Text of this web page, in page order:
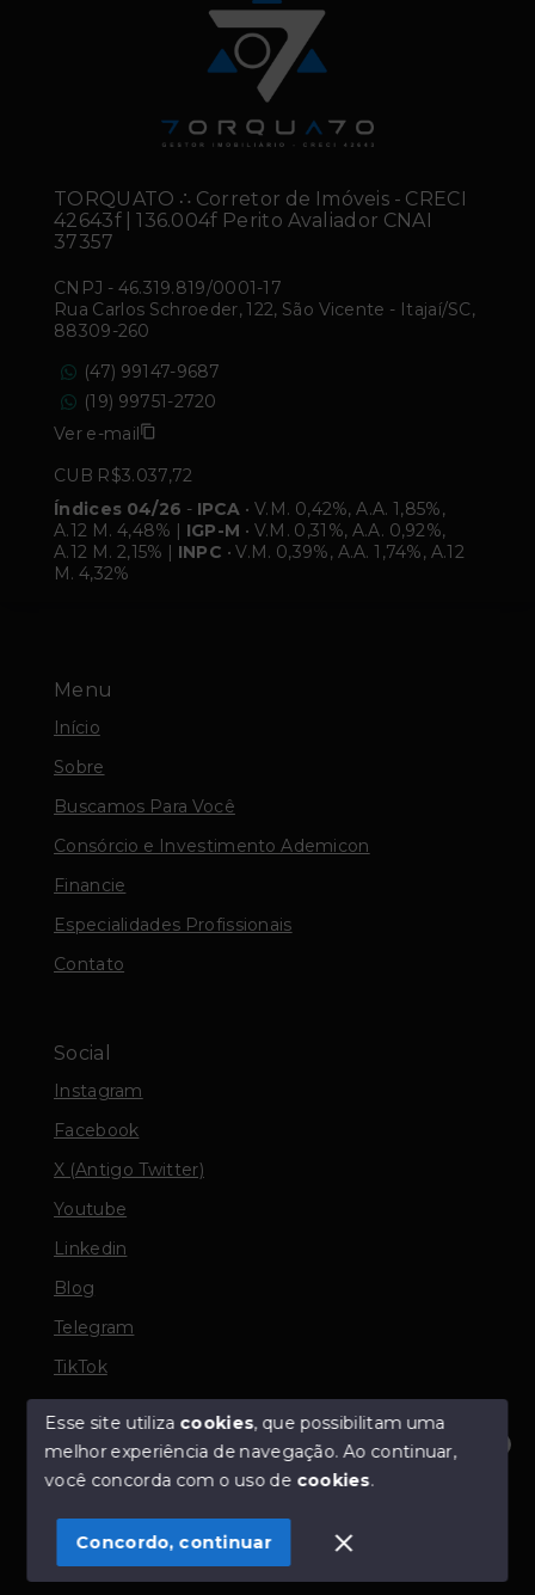
Olá! Estamos disponíveis para te ajudar.
Menu
Início
Sobre
Buscamos Para Você
Consórcio e Investimento Ademicon
Financie
Especialidades Profissionais
Contato
Social
Instagram
Facebook
X (Antigo Twitter)
Youtube
Linkedin
Blog
Telegram
TikTok
© Copyright 2026 - TORQUATO ∴ Corretor de Imóveis
- CRECI 42643f | 136.004f Perito Avaliador CNAI 37357
SITE PARA IMOBILIARIA
TORQUATO ∴ Corretor de Imóveis - CRECI
42643f | 136.004f Perito Avaliador CNAI
37357
CNPJ - 46.319.819/0001-17
Rua Carlos Schroeder, 122, São Vicente - Itajaí/SC,
88309-260
(47) 99147-9687
(19) 99751-2720
Ver e-mail
CUB R$3.037,72
Índices 04/26 - IPCA • V.M. 0,42%, A.A. 1,85%,
A.12 M. 4,48% | IGP-M • V.M. 0,31%, A.A. 0,92%,
A.12 M. 2,15% | INPC • V.M. 0,39%, A.A. 1,74%, A.12
M. 4,32%
Esse site utiliza cookies, que possibilitam uma
melhor experiência de navegação.Ao continuar,
você concorda com o uso de cookies.
Concordo, continuar